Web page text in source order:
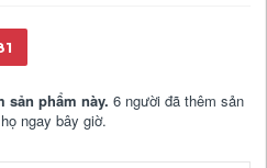
sản phẩm này. 6 người đã thêm sản
ngay bây giờ.